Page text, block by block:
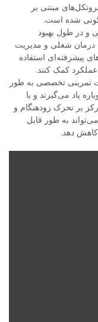
مبتنی بر
شده است.
و در طول بهبود
درمان شغلی و مدیریت
پیشرفته‌ای استفاده
عملکرد کمک کنند.
تمرینی تخصصی به طور
یاد می‌گیرند و با
بر تحرک زودهنگام و
به طور قابل
کاهش دهد.